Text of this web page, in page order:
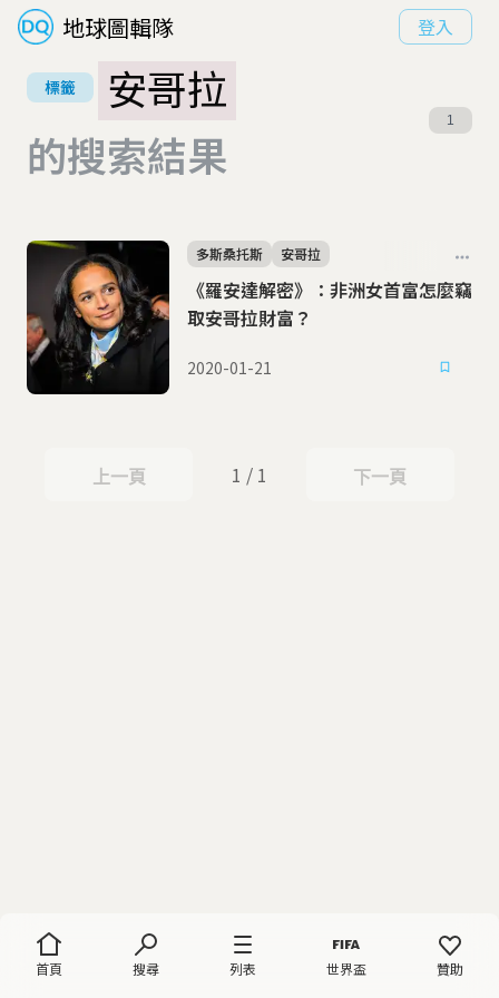
地球圖輯隊 登入
首頁 搜尋 列表 世界盃 贊助
標籤
安哥拉
的搜索結果
1
《羅安達解密》：非洲女首富怎麼竊
取安哥拉財富？
多斯桑托斯 安哥拉
2020-01-21
上一頁
上一頁 1 / 1 下一頁
下一頁